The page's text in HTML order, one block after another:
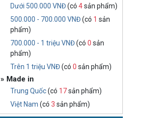
Dưới 500.000 VNĐ(có 4sản phẩm)
500.000 - 700.000 VNĐ(có 1 sản
phẩm)
700.000 - 1 triệu VNĐ(có 0 sản
phẩm)
Trên 1 triệu VNĐ(có 0 sản phẩm)
» Made in
Trung Quốc(có 17sản phẩm)
Việt Nam (có 3 sản phẩm)